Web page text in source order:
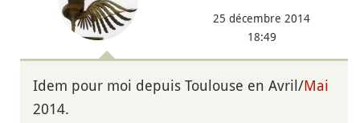
25 décembre 2014
18:49
Idem pour moi depuis Toulouse en Avril/Mai
2014.